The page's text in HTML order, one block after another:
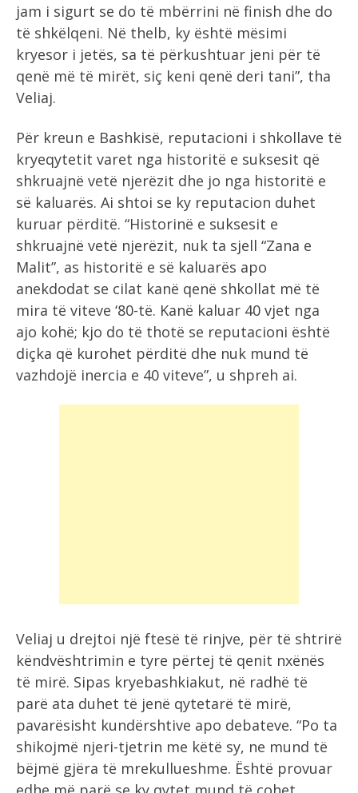
jam i sigurt se do të mbërrini në finish dhe do
të shkëlqeni. Në thelb, ky është mësimi
kryesor i jetës, sa të përkushtuar jeni për të
qenë më të mirët, siç keni qenë deri tani”, tha
Veliaj.
Për kreun e Bashkisë, reputacioni i shkollave të
kryeqytetit varet nga historitë e suksesit që
shkruajnë vetë njerëzit dhe jo nga historitë e
së kaluarës. Ai shtoi se ky reputacion duhet
kuruar përditë. “Historinë e suksesit e
shkruajnë vetë njerëzit, nuk ta sjell “Zana e
Malit”, as historitë e së kaluarës apo
anekdodat se cilat kanë qenë shkollat më të
mira të viteve ‘80-të. Kanë kaluar 40 vjet nga
ajo kohë; kjo do të thotë se reputacioni është
diçka që kurohet përditë dhe nuk mund të
vazhdojë inercia e 40 viteve”, u shpreh ai.
Veliaj u drejtoi një ftesë të rinjve, për të shtrirë
këndvështrimin e tyre përtej të qenit nxënës
të mirë. Sipas kryebashkiakut, në radhë të
parë ata duhet të jenë qytetarë të mirë,
pavarësisht kundërshtive apo debateve. “Po ta
shikojmë njeri-tjetrin me këtë sy, ne mund të
bëjmë gjëra të mrekullueshme. Është provuar